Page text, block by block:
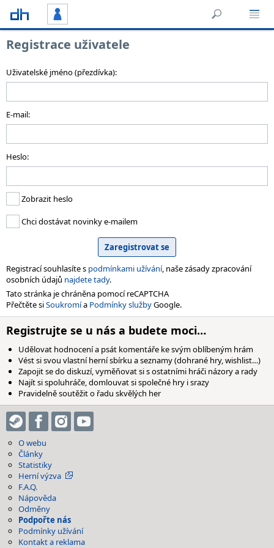
Registrace uživatele
Uživatelské jméno (přezdívka):
E-mail:
Heslo:
Zobrazit heslo
Chci dostávat novinky e-mailem
Registrací souhlasíte s podmínkami užívání, naše zásady zpracování
osobních údajů najdete tady.
Tato stránka je chráněna pomocí reCAPTCHA
Přečtěte siSoukromía Podmínky službyGoogle.
Registrujte se u nás a budete moci…
Udělovat hodnocení a psát komentáře ke svým oblíbeným hrám
Vést si svou vlastní herní sbírku a seznamy (dohrané hry, wishlist…)
Zapojit se do diskuzí, vyměňovat si s ostatními hráči názory a rady
Najít si spoluhráče, domlouvat si společné hry i srazy
Pravidelně soutěžit o řadu skvělých her
O webu
Články
Statistiky
Herní výzva
F.A.Q.
Nápověda
Odměny
Podpořte nás
Podmínky užívání
Kontakt a reklama